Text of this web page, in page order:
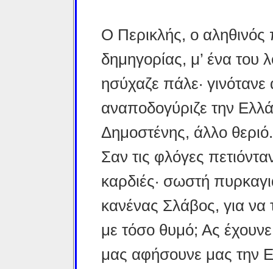
Ο Περικλής, ο αληθινός
δημηγορίας, μ’ ένα του
ησύχαζε πάλε·
αναποδογύριζε την
Δημοστένης, άλλο
Σαν τις φλόγες
καρδιές· σωστή
κανένας Σλάβος, για να
με τόσο θυμό; Ας
μας αφήσουνε μας την